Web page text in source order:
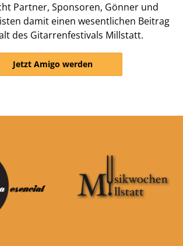
Partner, Sponsoren, Gönner und
damit einen wesentlichen Beitrag
des Gitarrenfestivals Millstatt.
Jetzt Amigo werden